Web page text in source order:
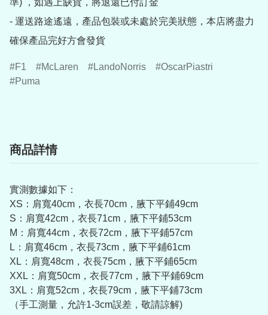
準) ，如遇上缺貨，將退還已付訂金
- 運送路途遙遠，產品包裝或未處於完美狀態，本店將盡力
確保產品完好方會發貨
F1 McLaren LandoNorris
OscarPiastri
Puma
商品詳情
實測數據如下：
XS：肩寬40cm，衣長70cm，腋下平鋪49cm
S：肩寬42cm，衣長71cm，腋下平鋪53cm
M：肩寬44cm，衣長72cm，腋下平鋪57cm
L：肩寬46cm，衣長73cm，腋下平鋪61cm
XL：肩寬48cm，衣長75cm，腋下平鋪65cm
XXL：肩寬50cm，衣長77cm，腋下平鋪69cm
3XL：肩寬52cm，衣長79cm，腋下平鋪73cm
（手工測量，允許1-3cm誤差，敬請諒解)